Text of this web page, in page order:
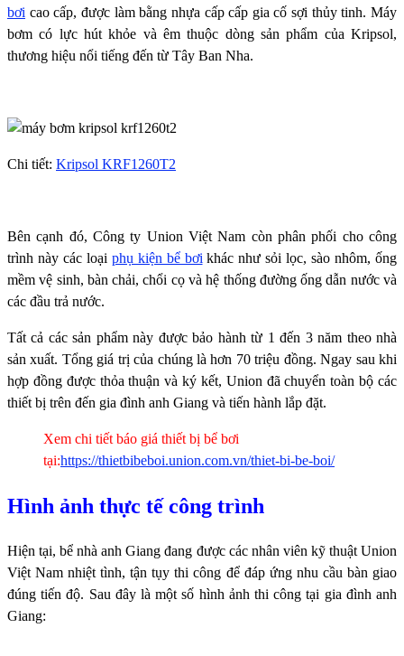
bơi cao cấp, được làm bằng nhựa cấp cấp gia cố sợi thủy tinh. Máy
bơm có lực hút khỏe và êm thuộc dòng sản phẩm của Kripsol,
thương hiệu nổi tiếng đến từ Tây Ban Nha.
Chi tiết: Kripsol KRF1260T2
Bên cạnh đó, Công ty Union Việt Nam còn phân phối cho công
trình này các loại phụ kiện bể bơi khác như sỏi lọc, sào nhôm, ống
mềm vệ sinh, bàn chải, chổi cọ và hệ thống đường ống dẫn nước và
các đầu trả nước.
Tất cả các sản phẩm này được bảo hành từ 1 đến 3 năm theo nhà
sản xuất. Tổng giá trị của chúng là hơn 70 triệu đồng.Ngay sau khi
hợp đồng được thỏa thuận và ký kết, Union đã chuyển toàn bộ các
thiết bị trên đến gia đình anh Giang và tiến hành lắp đặt.
Xem chi tiết báo giá thiết bị bể bơi
tại:https://thietbibeboi.union.com.vn/thiet-bi-be-boi/
Hình ảnh thực tế công trình
Hiện tại, bể nhà anh Giang đang được các nhân viên kỹ thuật Union
Việt Nam nhiệt tình, tận tụy thi công để đáp ứng nhu cầu bàn giao
đúng tiến độ. Sau đây là một số hình ảnh thi công tại gia đình anh
Giang: